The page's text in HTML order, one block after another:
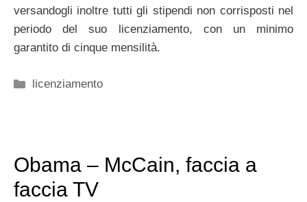
versandogli inoltre tutti gli stipendi non corrisposti nel
periodo del suo licenziamento, con un minimo
garantito di cinque mensilità.
Categorie
licenziamento
Obama – McCain, faccia a
faccia TV